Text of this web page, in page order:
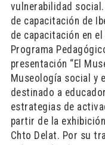
vulnerabilidad
de capacitación de
de capacitación en el
Programa
presentación “El
Museología social y
destinado a
estrategias de
partir de la
Chto Delat. Por su